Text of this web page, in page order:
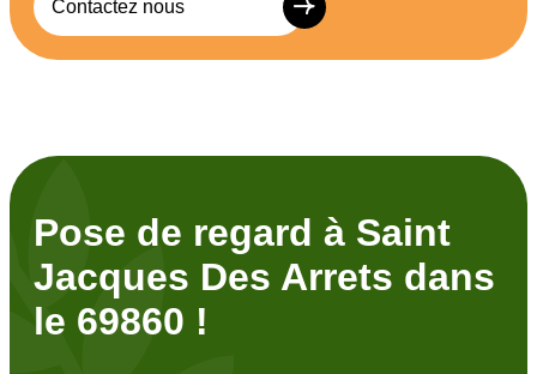
Contactez nous
Pose de regard à Saint
Jacques Des Arrets dans
le 69860 !